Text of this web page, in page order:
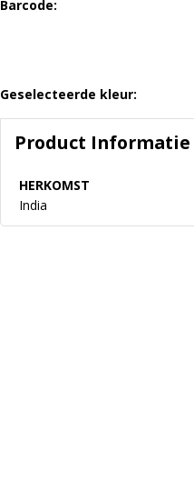
Barcode:
Geselecteerde kleur:
Product Informatie
HERKOMST
India